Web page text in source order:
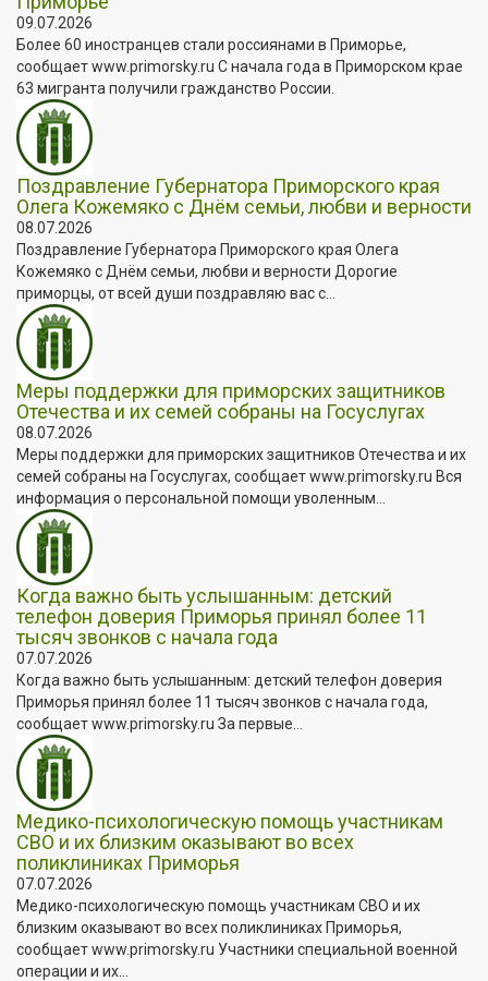
09.07.2026
Более 60 иностранцев стали россиянами в Приморье,
сообщает www.primorsky.ru С начала года в Приморском крае
63 мигранта получили гражданство России.
Поздравление Губернатора Приморского края
Олега Кожемяко с Днём семьи, любви и верности
08.07.2026
Поздравление Губернатора Приморского края Олега
Кожемяко с Днём семьи, любви и верности Дорогие
приморцы, от всей души поздравляю вас с...
Меры поддержки для приморских защитников
Отечества и их семей собраны на Госуслугах
08.07.2026
Меры поддержки для приморских защитников Отечества и их
семей собраны на Госуслугах, сообщает www.primorsky.ru Вся
информация о персональной помощи уволенным...
Когда важно быть услышанным: детский
телефон доверия Приморья принял более 11
тысяч звонков с начала года
07.07.2026
Когда важно быть услышанным: детский телефон доверия
Приморья принял более 11 тысяч звонков с начала года,
сообщает www.primorsky.ru За первые...
Медико-психологическую помощь участникам
СВО и их близким оказывают во всех
поликлиниках Приморья
07.07.2026
Медико-психологическую помощь участникам СВО и их
близким оказывают во всех поликлиниках Приморья,
сообщает www.primorsky.ru Участники специальной военной
операции и их...